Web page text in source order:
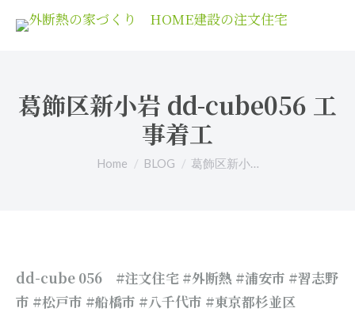
葛飾区新小岩 dd-cube056 工
事着工
You are here:
Home BLOG 葛飾区新小…
dd-cube 056 #注文住宅 #外断熱 #浦安市 #習志野
市 #松戸市 #船橋市 #八千代市 #東京都杉並区